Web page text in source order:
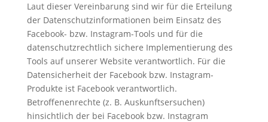
Laut dieser Vereinbarung sind wir für die Erteilung
der Datenschutzinformationen beim Einsatz des
Facebook- bzw. Instagram-Tools und für die
datenschutzrechtlich sichere Implementierung des
Tools auf unserer Website verantwortlich. Für die
Datensicherheit der Facebook bzw. Instagram-
Produkte ist Facebook verantwortlich.
Betroffenenrechte (z. B. Auskunftsersuchen)
hinsichtlich der bei Facebook bzw. Instagram